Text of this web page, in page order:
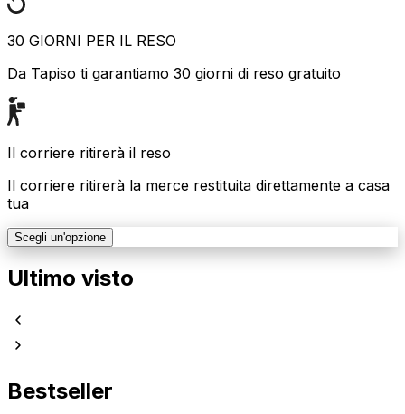
30 GIORNI PER IL RESO
Da Tapiso ti garantiamo 30 giorni di reso gratuito
Il corriere ritirerà il reso
Il corriere ritirerà la merce restituita direttamente a casa
tua
Scegli un'opzione
Ultimo visto
Bestseller